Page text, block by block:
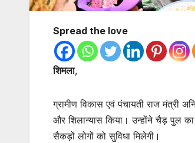
Spread the love
शिमला,
ग्रामीण विकास एवं पंचायती राज मंत्री
और शिलान्यास किया। उन्होंने चैड़ पुल
सैकड़ों लोगों को सुविधा मिलेगी।